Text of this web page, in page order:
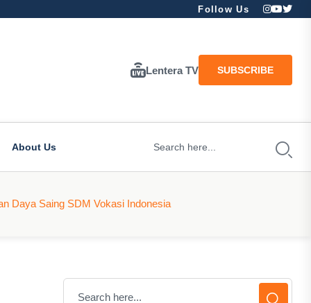
Follow Us
Lentera TV SUBSCRIBE
About Us
Daya Saing SDM Vokasi Indonesia